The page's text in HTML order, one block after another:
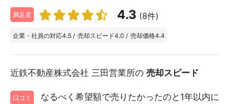
満足度 4.3 (8件)
企業・社員の対応4.5 / 売却スピード4.0 / 売却価格4.4
近鉄不動産株式会社 三田営業所の 売却スピード
口コミ
なるべく希望額で売りたかったのと1年以内に